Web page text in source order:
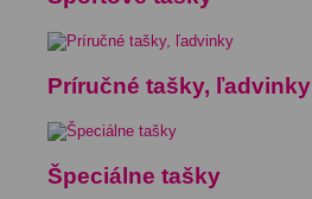
Príručné tašky, ľadvinky
Špeciálne tašky